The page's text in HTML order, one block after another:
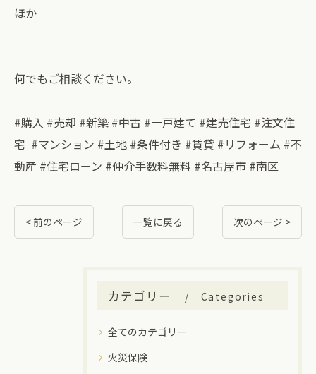
ほか
何でもご相談ください。
#購入 #売却 #新築 #中古 #一戸建て #建売住宅 #注文住
宅 #マンション #土地 #条件付き #賃貸 #リフォーム #不
動産 #住宅ローン #仲介手数料無料 #名古屋市 #南区
< 前のページ 一覧に戻る 次のページ >
カテゴリー Categories
全てのカテゴリー
火災保険